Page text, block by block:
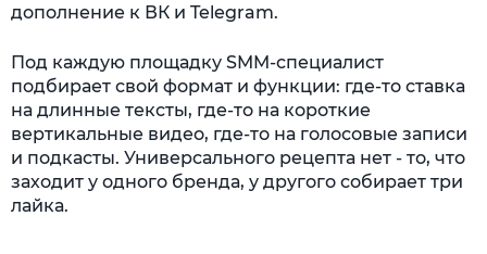
дополнение к ВК и Telegram.
Под каждую площадку SMM-специалист
подбирает свой формат и функции: где-то ставка
на длинные тексты, где-то на короткие
вертикальные видео, где-то на голосовые записи
и подкасты. Универсального рецепта нет - то, что
заходит у одного бренда, у другого собирает три
лайка.